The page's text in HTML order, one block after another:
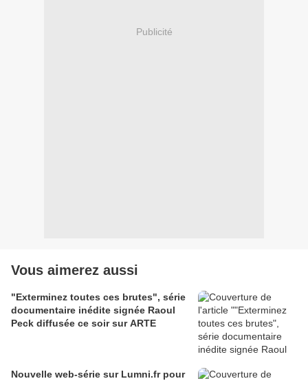
Publicité
Vous aimerez aussi
"Exterminez toutes ces brutes", série
documentaire inédite signée Raoul
Peck diffusée ce soir sur ARTE
Nouvelle web-série sur Lumni.fr pour